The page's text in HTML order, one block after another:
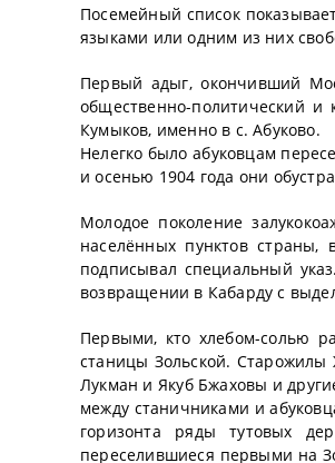
Посемейный список
языками или одним из них
Первый адыг, окончивший
общественно-политический
Кумыков, именно в с. Абуково.
Нелегко было абуковцам
и осенью 1904 года они
Молодое поколение
населённых пунктов
подписывал специальный
возвращении в Кабарду с
Первыми, кто хлебом-солью
станицы Зольской.
Лукман и Якуб Бжаховы и
между станичниками и
горизонта ряды тутовых
переселившиеся первыми на